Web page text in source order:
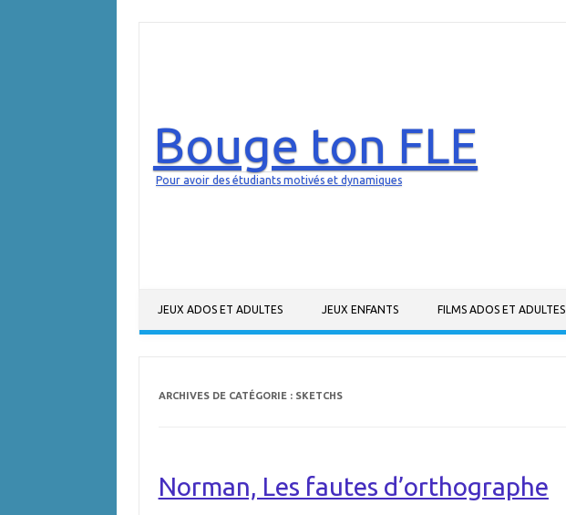
Bouge ton FLE
Pour avoir des étudiants motivés et dynamiques
JEUX ADOS ET ADULTES JEUX ENFANTS FILMS ADOS ET ADULTES
ARCHIVES DE CATÉGORIE : SKETCHS
Norman, Les fautes d’orthographe